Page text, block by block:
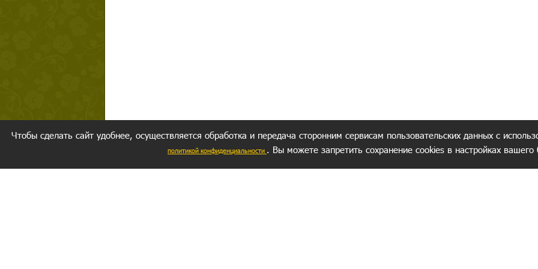
Чтобы сделать сайт удобнее, осуществляется обработка и передача сторонним сервисам пользовательских данных с
политикой конфиденциальности . Вы можете запретить сохранение cookies в настройках